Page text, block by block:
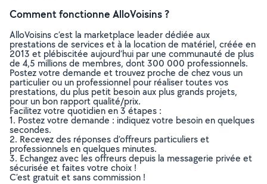
Comment fonctionne AlloVoisins ?
AlloVoisins c’est la marketplace leader dédiée aux
prestations de services et à la location de matériel, créée en
2013 et plébiscitée aujourd’hui par une communauté de plus
de 4,5 millions de membres, dont 300 000 professionnels.
Postez votre demande et trouvez proche de chez vous un
particulier ou un professionnel pour réaliser toutes vos
prestations, du plus petit besoin aux plus grands projets,
pour un bon rapport qualité/prix.
Facilitez votre quotidien en 3 étapes :
1. Postez votre demande : indiquez votre besoin en quelques
secondes.
2. Recevez des réponses d’offreurs particuliers et
professionnels en quelques minutes.
3. Echangez avec les offreurs depuis la messagerie privée et
sécurisée et faites votre choix !
C’est gratuit et sans commission !